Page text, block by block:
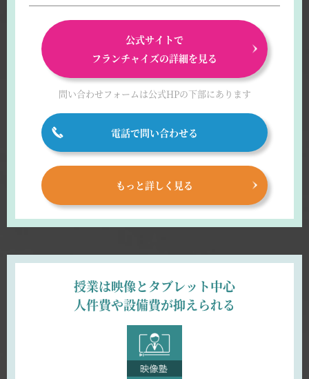
公式サイトで
フランチャイズの詳細を見る
問い合わせフォームは公式HPの下部にあります
電話で問い合わせる
もっと詳しく見る
授業は映像とタブレット中心
人件費や設備費が抑えられる